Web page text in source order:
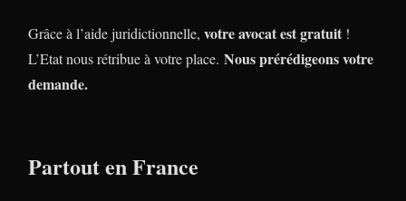
Grâce à l’aide juridictionnelle, votre avocat est gratuit !
L’Etat nous rétribue à votre place. Nous prérédigeons votre
demande.
Partout en France